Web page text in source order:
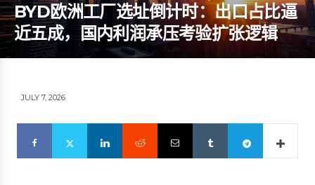
BYD欧洲工厂选址倒计时：出口占比逼
近五成，国内利润承压考验扩张逻辑
JULY 7, 2026